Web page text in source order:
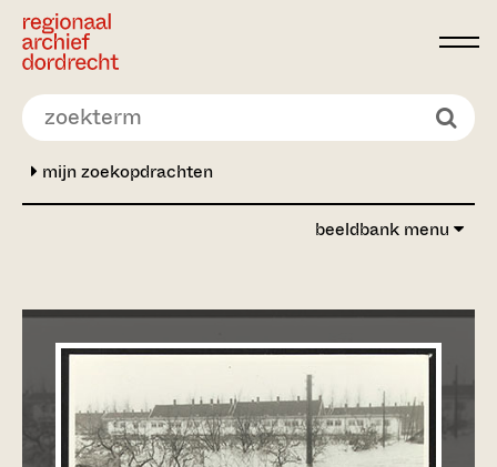
Ga direct naar de inhoud
mijn zoekopdrachten
beeldbank menu